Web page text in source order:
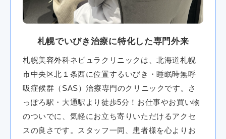
札幌でいびき治療に特化した専門外来
札幌美容外科ネビュラクリニックは、北海道札幌
市中央区北１条西に位置するいびき・睡眠時無呼
吸症候群（SAS）治療専門のクリニックです。さ
っぽろ駅・大通駅より徒歩5分！お仕事やお買い物
のついでに、気軽にお立ち寄りいただけるアクセ
スの良さです。スタッフ一同、患者様を心よりお